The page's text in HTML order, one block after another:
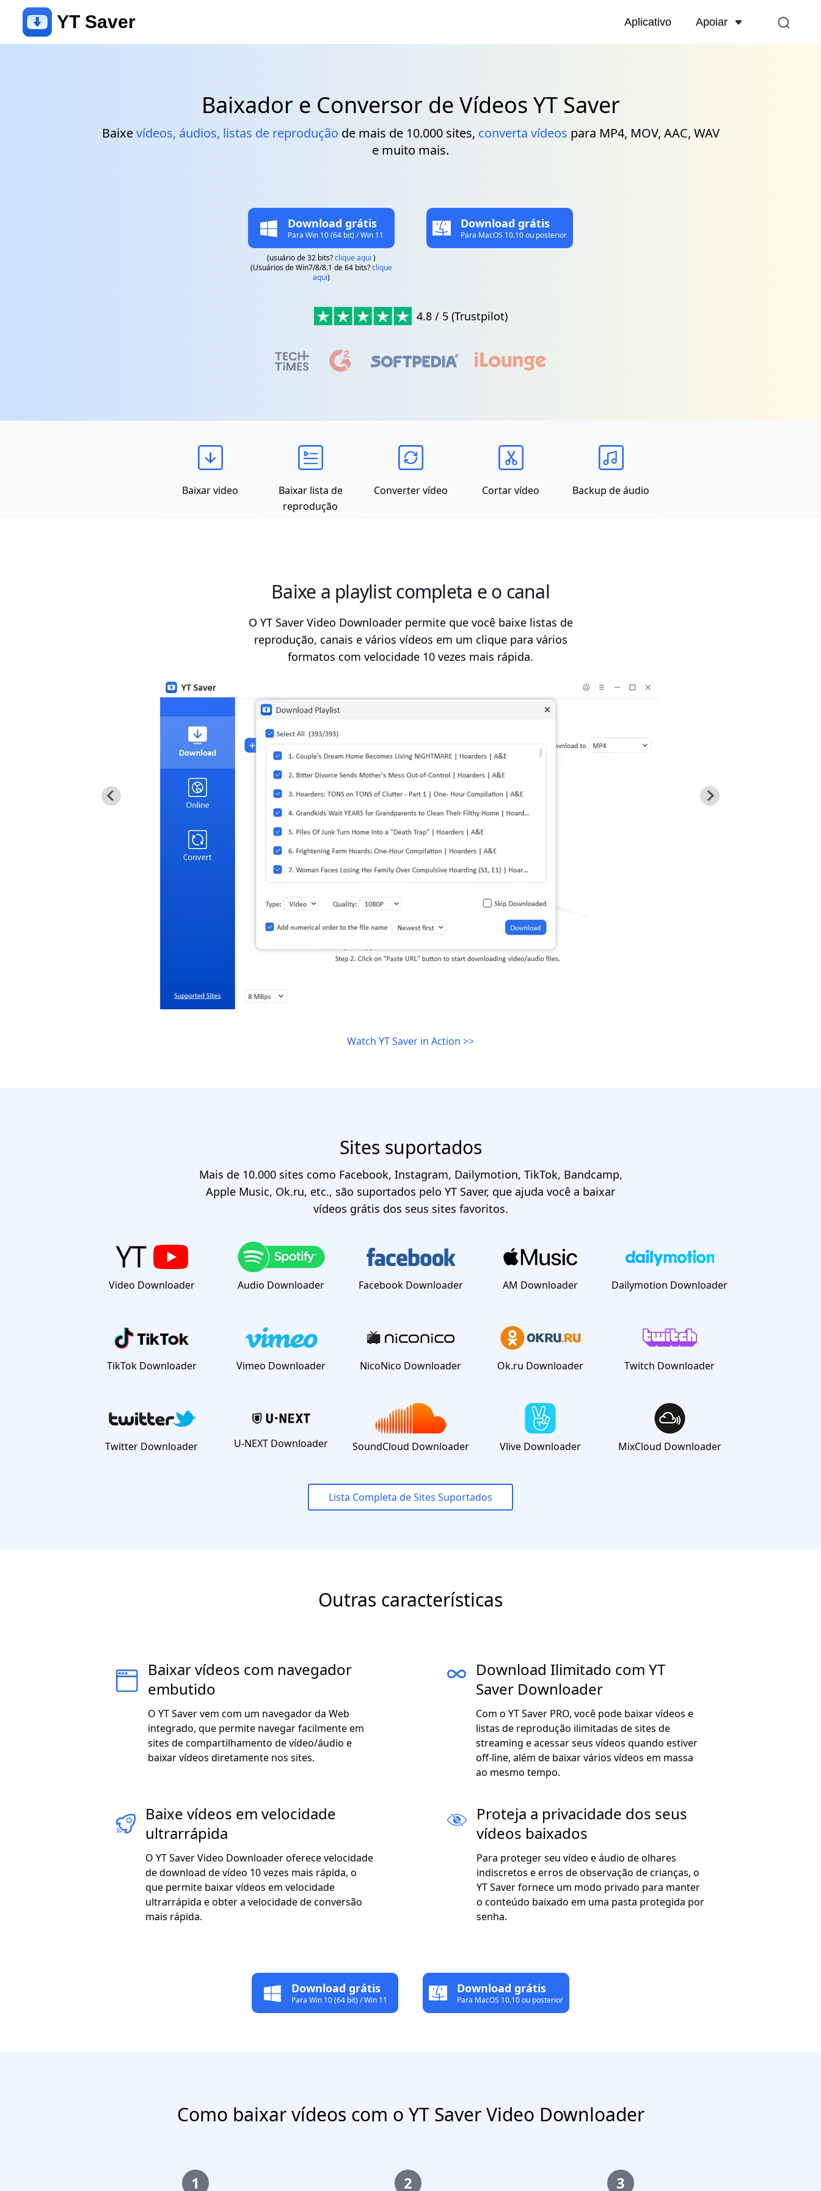
YT Saver Aplicativo Apoiar
Baixador e Conversor de Vídeos YT Saver
Baixevídeos, áudios, listas de reprodução de mais de 10.000 sites, converta vídeos para MP4, MOV, AAC, WAV
e muito mais.
Download grátis
Para Win 10 (64 bit) / Win 11
(usuário de 32 bits?clique aqui )
(Usuários de Win7/8/8.1 de 64 bits?clique
aqui)
Download grátis
Para MacOS 10.10 ou posterior
4.8 / 5 (Trustpilot)
Baixar video
Baixar lista de
reprodução
Converter vídeo Cortar vídeo Backup de áudio
Baixe a playlist completa e o canal
O YT Saver Video Downloader permite que você baixe listas de
reprodução, canais e vários vídeos em um clique para vários
formatos com velocidade 10 vezes mais rápida.
Watch YT Saver in Action >>
Sites suportados
Mais de 10.000 sites como Facebook, Instagram, Dailymotion, TikTok, Bandcamp,
Apple Music, Ok.ru, etc., são suportados pelo YT Saver, que ajuda você a baixar
vídeos grátis dos seus sites favoritos.
Video Downloader
TikTok Downloader
Twitter Downloader
Audio Downloader
Vimeo Downloader
U-NEXT Downloader
Facebook Downloader
NicoNico Downloader
SoundCloud Downloader
AM Downloader
Ok.ru Downloader
Vlive Downloader
Dailymotion Downloader
Twitch Downloader
MixCloud Downloader
Lista Completa de Sites Suportados
Outras características
Baixar vídeos com navegador
embutido
O YT Saver vem com um navegador da Web
integrado, que permite navegar facilmente em
sites de compartilhamento de vídeo/áudio e
baixar vídeos diretamente nos sites.
Download Ilimitado com YT
Saver Downloader
Com o YT Saver PRO, você pode baixar vídeos e
listas de reprodução ilimitadas de sites de
streaming e acessar seus vídeos quando estiver
off-line, além de baixar vários vídeos em massa
ao mesmo tempo.
Baixe vídeos em velocidade
ultrarrápida
O YT Saver Video Downloader oferece velocidade
de download de vídeo 10 vezes mais rápida, o
que permite baixar vídeos em velocidade
ultrarrápida e obter a velocidade de conversão
mais rápida.
Proteja a privacidade dos seus
vídeos baixados
Para proteger seu vídeo e áudio de olhares
indiscretos e erros de observação de crianças, o
YT Saver fornece um modo privado para manter
o conteúdo baixado em uma pasta protegida por
senha.
Download grátis
Para Win 10 (64 bit) / Win 11
Download grátis
Para MacOS 10.10 ou posterior
Como baixar vídeos com o YT Saver Video Downloader
1 2 3